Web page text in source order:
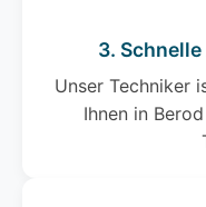
3.
Unser Techniker
Ihnen in